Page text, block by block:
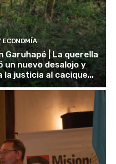
| La querella
un nuevo desalojo y
la justicia al cacique...